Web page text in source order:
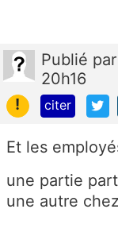
Publié par
20h16
!
citer
Et les
une partie
une autre